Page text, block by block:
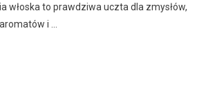
włoska to prawdziwa uczta dla zmysłów,
i …